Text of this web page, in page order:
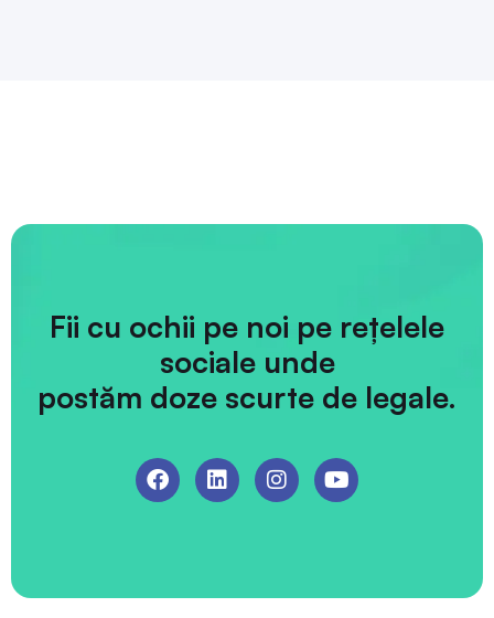
Fii cu ochii pe noi pe rețelele
sociale unde
postăm doze scurte de legale.